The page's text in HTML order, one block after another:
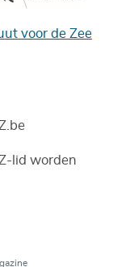
voor de Zee
lid worden